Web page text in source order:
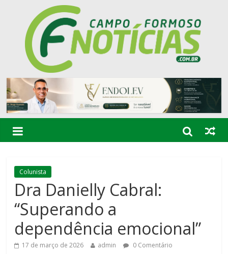
Colunista
Dra Danielly Cabral:
“Superando a
dependência emocional”
17 de março de 2026 admin 0 Comentário